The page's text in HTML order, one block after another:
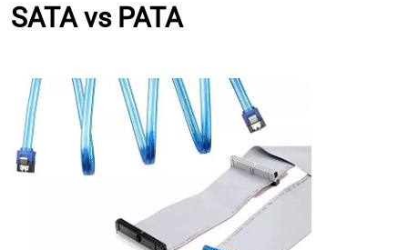
SATA vs PATA